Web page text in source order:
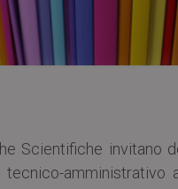
Scientifiche invitano
tecnico-amministrativo